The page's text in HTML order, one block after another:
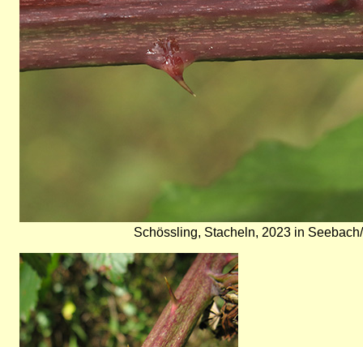
Schössling, Stacheln, 2023 in
Bild